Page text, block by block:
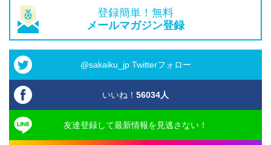
登録簡単！無料
メールマガジン登録
@sakaiku_jp Twitterフォロー
いいね！ 56034人
友達登録して最新情報を見逃さない！